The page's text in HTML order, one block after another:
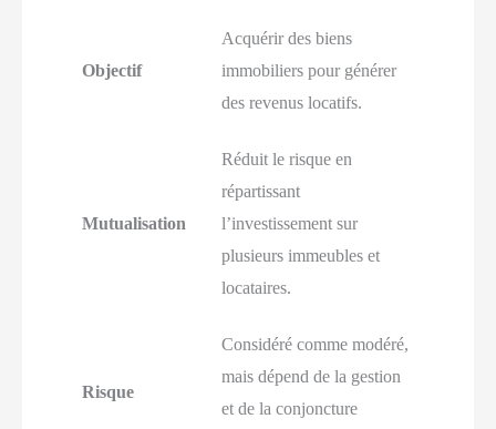
Objectif
Acquérir des biens
immobiliers pour générer
des revenus locatifs.
Mutualisation
Réduit le risque en
répartissant
l’investissement sur
plusieurs immeubles et
locataires.
Risque
Considéré comme modéré,
mais dépend de la gestion
et de la conjoncture